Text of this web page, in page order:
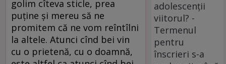
golim cîteva sticle, prea
puține și mereu să ne
promitem că ne vom reîntîlni
la altele. Atunci cînd bei vin
cu o prietenă, cu o doamnă,
adolescenții
viitorul? -
Termenul
pentru
înscrieri s-a